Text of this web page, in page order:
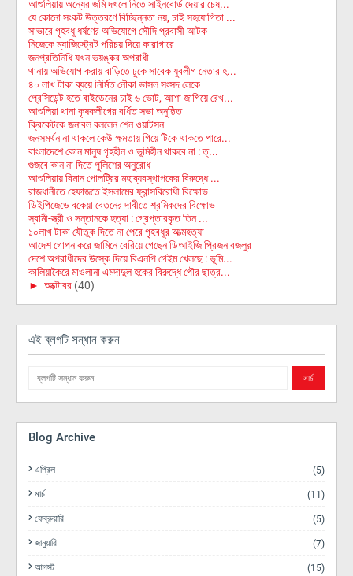
আশুলিয়ায় অন্যের জমি দখলে নিতে সাইনবোর্ড দেয়ার চেষ্...
যে কোনো সংকট উত্তরণে বিচ্ছিন্নতা নয়, চাই সহযোগিতা ...
সাভারে গৃহবধূ ধর্ষণের অভিযোগে সৌদি প্রবাসী আটক
নিজেকে ম্যাজিস্ট্রেট পরিচয় দিয়ে কারাগারে
জনপ্রতিনিধি যখন ভয়ঙ্কর অপরাধী
থানায় অভিযোগ করায় বাড়িতে ঢুকে সাবেক যুবলীগ নেতার হ...
৪০ লাখ টাকা ব্যয়ে নির্মিত নৌকা ভাসল সংসদ লেকে
প্রেসিডেন্ট হতে বাইডেনের চাই ৬ ভোট, আশা জাগিয়ে রেখ...
আশুলিয়া থানা কৃষকলীগের বর্ধিত সভা অনুষ্ঠিত
ক্রিকেটকে জনাবল বললেন শেন ওয়াটসন
জনসমর্থন না থাকলে কেউ ক্ষমতায় গিয়ে টিকে থাকতে পারে...
বাংলাদেশে কোন মানুষ গৃহহীন ও ভূমিহীন থাকবে না : ত্...
গুজবে কান না দিতে পুলিশের অনুরোধ
আশুলিয়ায় বিমান পোলট্রির মহাব্যবস্থাপকের বিরুদ্ধে ...
রাজধানীতে হেফাজতে ইসলামের ফ্রান্সবিরোধী বিক্ষোভ
ডিইপিজেডে বকেয়া বেতনের দাবীতে শ্রমিকদের বিক্ষোভ
স্বামী-স্ত্রী ও সন্তানকে হত্যা : গ্রেপ্তারকৃত তিন ...
১০লাখ টাকা যৌতুক দিতে না পেরে গৃহবধূর আত্মহত্যা
আদেশ গোপন করে জামিনে বেরিয়ে গেছেন ডিআইজি প্রিজন বজলুর
দেশে অপরাধীদের উস্কে দিয়ে বিএনপি গেইম খেলছে : ভূমি...
কালিয়াকৈরে মাওলানা এমদাদুল হকের বিরুদ্ধে পৌর ছাত্র...
► অক্টোবর (40)
এই ব্লগটি সন্ধান করুন
Blog Archive
এপ্রিল (5)
মার্চ (11)
ফেব্রুয়ারি (5)
জানুয়ারি (7)
আগস্ট (15)